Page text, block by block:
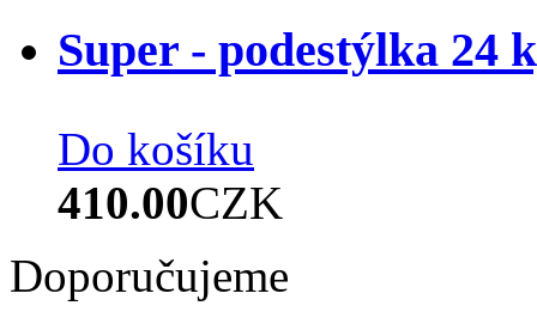
Super - podestýlka 24
Do košíku
410.00CZK
Doporučujeme